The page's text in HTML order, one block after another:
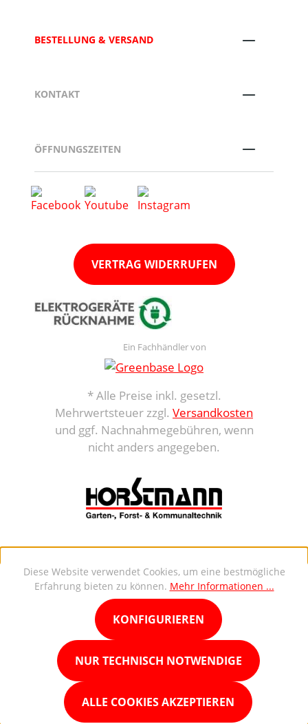
BESTELLUNG & VERSAND
KONTAKT
ÖFFNUNGSZEITEN
VERTRAG WIDERRUFEN
Ein Fachhändler von
* Alle Preise inkl. gesetzl.
Mehrwertsteuer zzgl. Versandkosten
und ggf. Nachnahmegebühren, wenn
nicht anders angegeben.
Diese Website verwendet Cookies, um eine bestmögliche
Erfahrung bieten zu können. Mehr Informationen ...
NUR TECHNISCH NOTWENDIGE
KONFIGURIEREN
ALLE COOKIES AKZEPTIEREN